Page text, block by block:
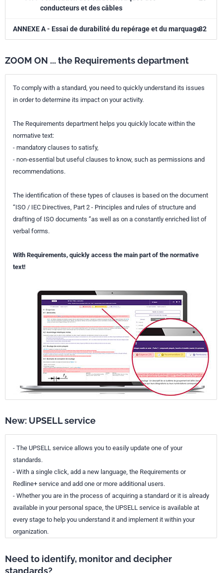
conducteurs et des câbles
ANNEXE A - Essai de durabilité du repérage et du marquage32
ZOOM ON ... the Requirements department
To comply with a standard, you need to quickly understand its issues
in order to determine its impact on your activity.
The Requirements department helps you quickly locate within the
normative text:
- mandatory clauses to satisfy,
- non-essential but useful clauses to know, such as permissions and
recommendations.
The identification of these types of clauses is based on the document
“ISO / IEC Directives, Part 2 - Principles and rules of structure and
drafting of ISO documents ”as well as on a constantly enriched list of
verbal forms.
With Requirements, quickly access the main part of the normative
text!
New: UPSELL service
- The UPSELL service allows you to easily update one of your
standards.
- With a single click, add a new language, the Requirements or
Redline+ service and add one or more additional users.
- Whether you are in the process of acquiring a standard or it is already
available in your personal space, the UPSELL service is available at
every stage to help you understand it and implement it within your
organization.
Need to identify, monitor and decipher
standards?